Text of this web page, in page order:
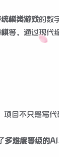
棋类游戏的数
等，通过现代
项目不只是写
多难度等级的AI